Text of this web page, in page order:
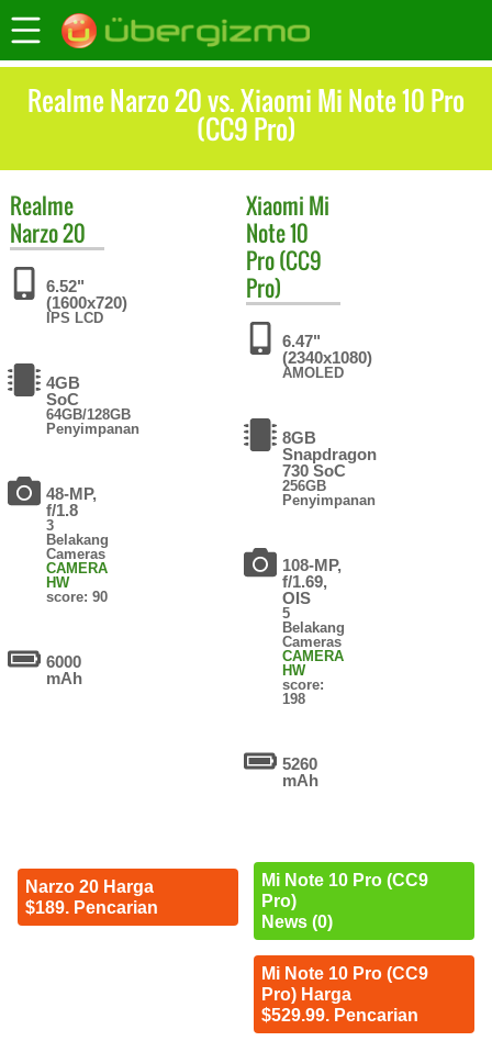
Realme Narzo 20 vs. Xiaomi Mi Note 10 Pro
(CC9 Pro)
Realme
Narzo 20
6.52"
(1600x720)
IPS LCD
4GB
SoC
64GB/128GB
Penyimpanan
48-MP,
f/1.8
3
Belakang
Cameras
CAMERA
HW
score: 90
6000
mAh
Narzo 20 Harga
$189. Pencarian
Xiaomi Mi
Note 10
Pro (CC9
Pro)
6.47"
(2340x1080)
AMOLED
8GB
Snapdragon
730 SoC
256GB
Penyimpanan
108-MP,
f/1.69,
OIS
5
Belakang
Cameras
CAMERA
HW
score:
198
5260
mAh
Mi Note 10 Pro (CC9
Pro)
News (0)
Mi Note 10 Pro (CC9
Pro) Harga
$529.99. Pencarian